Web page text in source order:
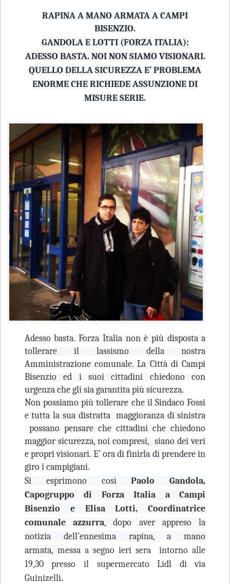
RAPINA A MANO ARMATA A CAMPI
BISENZIO.
GANDOLA E LOTTI (FORZA ITALIA):
ADESSO BASTA. NOI NON SIAMO VISIONARI.
QUELLO DELLA SICUREZZA E’ PROBLEMA
ENORME CHE RICHIEDE ASSUNZIONE DI
MISURE SERIE.
Adesso basta. Forza Italia non è più disposta a
tollerare il lassismo della nostra
Amministrazione comunale. La Città di Campi
Bisenzio ed i suoi cittadini chiedono con
urgenza che gli sia garantita più sicurezza.
Non possiamo più tollerare che il Sindaco Fossi
e tutta la sua distratta maggioranza di sinistra
possano pensare che cittadini che chiedono
maggior sicurezza, noi compresi, siano dei veri
e propri visionari. E’ ora di finirla di prendere in
giro i campigiani.
Si esprimono cosìPaolo Gandola,
Capogruppo di Forza Italia a Campi
Bisenzio e Elisa Lotti, Coordinatrice
comunale azzurra, dopo aver appreso la
notizia dell’ennesima rapina, a mano
armata, messa a segno ieri sera intorno alle
19,30 presso il supermercato Lidl divia
Guinizelli.